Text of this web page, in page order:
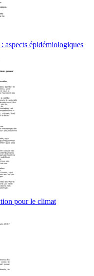
aspects épidémiologiques
pour le climat